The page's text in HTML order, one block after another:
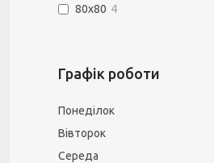
80х80 4
Графік роботи
Понеділок
Вівторок
Середа